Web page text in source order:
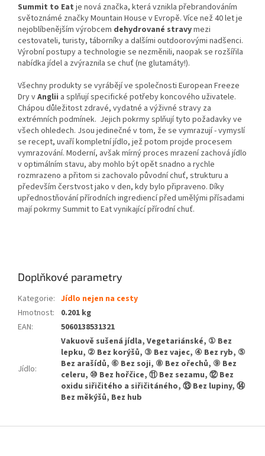
Summit to Eat je nová značka, která vznikla přebrandováním
světoznámé značky Mountain House v Evropě. Více než 40 let je
nejoblíbenějším výrobcem dehydrované stravymezi
cestovateli, turisty, táborníky a dalšími outdoorovými nadšenci.
Výrobní postupy a technologie se nezměnili, naopak se rozšířila
nabídka jídel a zvýraznila se chuť (ne glutamáty!).
Všechny produkty se vyrábějí ve společnosti European Freeze
Dry vAnglii a splňují specifické potřeby koncového uživatele.
Chápou důležitost zdravé, vydatné a výživné stravy za
extrémních podmínek. Jejich pokrmy splňují tyto požadavky ve
všech ohledech. Jsou jedinečné v tom, že se vymrazují - vymyslí
se recept, uvaří kompletní jídlo, jež potom projde procesem
vymrazování. Moderní, avšak mírný proces mrazení zachová jídlo
v optimálním stavu, aby mohlo být opět snadno a rychle
rozmrazeno a přitom si zachovalo původní chuť, strukturu a
především čerstvost jako v den, kdy bylo připraveno. Díky
upřednostňování přírodních ingrediencí před umělými přísadami
mají pokrmy Summit to Eat vynikající přírodní chuť.
Doplňkové parametry
Kategorie: Jídlo nejen na cesty
Hmotnost:
0.201 kg
EAN: 5060138531321
Jídlo:
Vakuově sušená jídla, Vegetariánské, ① Bez
lepku, ② Bez korýšů, ③ Bez vajec, ④ Bez ryb, ⑤
Bez arašídů, ⑥ Bez soji, ⑧ Bez ořechů, ⑨ Bez
celeru, ⑩ Bez hořčice, ⑪ Bez sezamu, ⑫ Bez
oxidu siřičitého a siřičitáného, ⑬ Bez lupiny, ⑭
Bez měkýšů, Bez hub